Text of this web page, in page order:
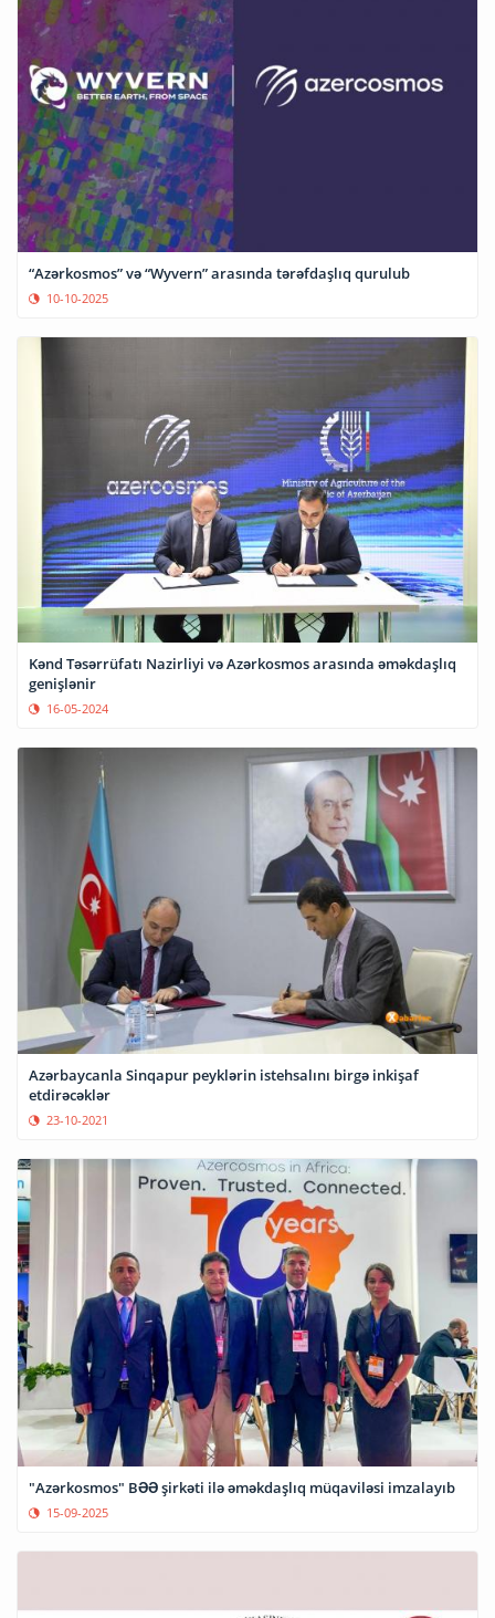
“Azərkosmos” və “Wyvern” arasında tərəfdaşlıq qurulub
10-10-2025
Kənd Təsərrüfatı Nazirliyi və Azərkosmos arasında əməkdaşlıq
genişlənir
16-05-2024
Azərbaycanla Sinqapur peyklərin istehsalını birgə inkişaf
etdirəcəklər
23-10-2021
"Azərkosmos" BƏƏ şirkəti ilə əməkdaşlıq müqaviləsi imzalayıb
15-09-2025